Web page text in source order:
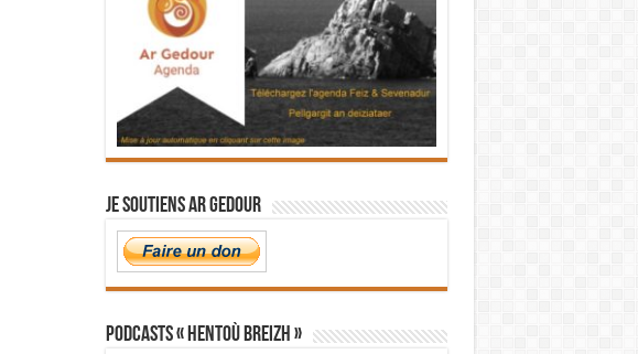
Je soutiens Ar Gedour
PODCASTS « Hentoù Breizh »